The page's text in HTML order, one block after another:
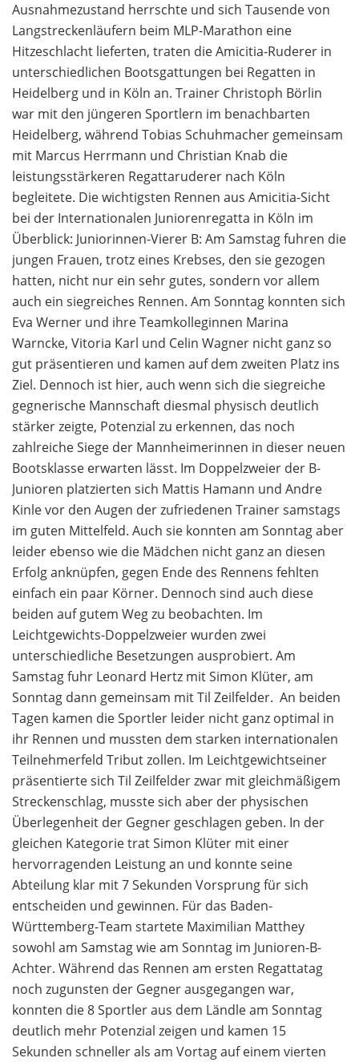
Ausnahmezustand herrschte und sich Tausende von
Langstreckenläufern beim MLP-Marathon eine
Hitzeschlacht lieferten, traten die Amicitia-Ruderer in
unterschiedlichen Bootsgattungen bei Regatten in
Heidelberg und in Köln an. Trainer Christoph Börlin
war mit den jüngeren Sportlern im benachbarten
Heidelberg, während Tobias Schuhmacher gemeinsam
mit Marcus Herrmann und Christian Knab die
leistungsstärkeren Regattaruderer nach Köln
begleitete. Die wichtigsten Rennen aus Amicitia-Sicht
bei der Internationalen Juniorenregatta in Köln im
Überblick: Juniorinnen-Vierer B: Am Samstag fuhren die
jungen Frauen, trotz eines Krebses, den sie gezogen
hatten, nicht nur ein sehr gutes, sondern vor allem
auch ein siegreiches Rennen. Am Sonntag konnten sich
Eva Werner und ihre Teamkolleginnen Marina
Warncke, Vitoria Karl und Celin Wagner nicht ganz so
gut präsentieren und kamen auf dem zweiten Platz ins
Ziel. Dennoch ist hier, auch wenn sich die siegreiche
gegnerische Mannschaft diesmal physisch deutlich
stärker zeigte, Potenzial zu erkennen, das noch
zahlreiche Siege der Mannheimerinnen in dieser neuen
Bootsklasse erwarten lässt. Im Doppelzweier der B-
Junioren platzierten sich Mattis Hamann und Andre
Kinle vor den Augen der zufriedenen Trainer samstags
im guten Mittelfeld. Auch sie konnten am Sonntag aber
leider ebenso wie die Mädchen nicht ganz an diesen
Erfolg anknüpfen, gegen Ende des Rennens fehlten
einfach ein paar Körner. Dennoch sind auch diese
beiden auf gutem Weg zu beobachten. Im
Leichtgewichts-Doppelzweier wurden zwei
unterschiedliche Besetzungen ausprobiert. Am
Samstag fuhr Leonard Hertz mit Simon Klüter, am
Sonntag dann gemeinsam mit Til Zeilfelder. An beiden
Tagen kamen die Sportler leider nicht ganz optimal in
ihr Rennen und mussten dem starken internationalen
Teilnehmerfeld Tribut zollen. Im Leichtgewichtseiner
präsentierte sich Til Zeilfelder zwar mit gleichmäßigem
Streckenschlag, musste sich aber der physischen
Überlegenheit der Gegner geschlagen geben. In der
gleichen Kategorie trat Simon Klüter mit einer
hervorragenden Leistung an und konnte seine
Abteilung klar mit 7 Sekunden Vorsprung für sich
entscheiden und gewinnen. Für das Baden-
Württemberg-Team startete Maximilian Matthey
sowohl am Samstag wie am Sonntag im Junioren-B-
Achter. Während das Rennen am ersten Regattatag
noch zugunsten der Gegner ausgegangen war,
konnten die 8 Sportler aus dem Ländle am Sonntag
deutlich mehr Potenzial zeigen und kamen 15
Sekunden schneller als am Vortag auf einem vierten